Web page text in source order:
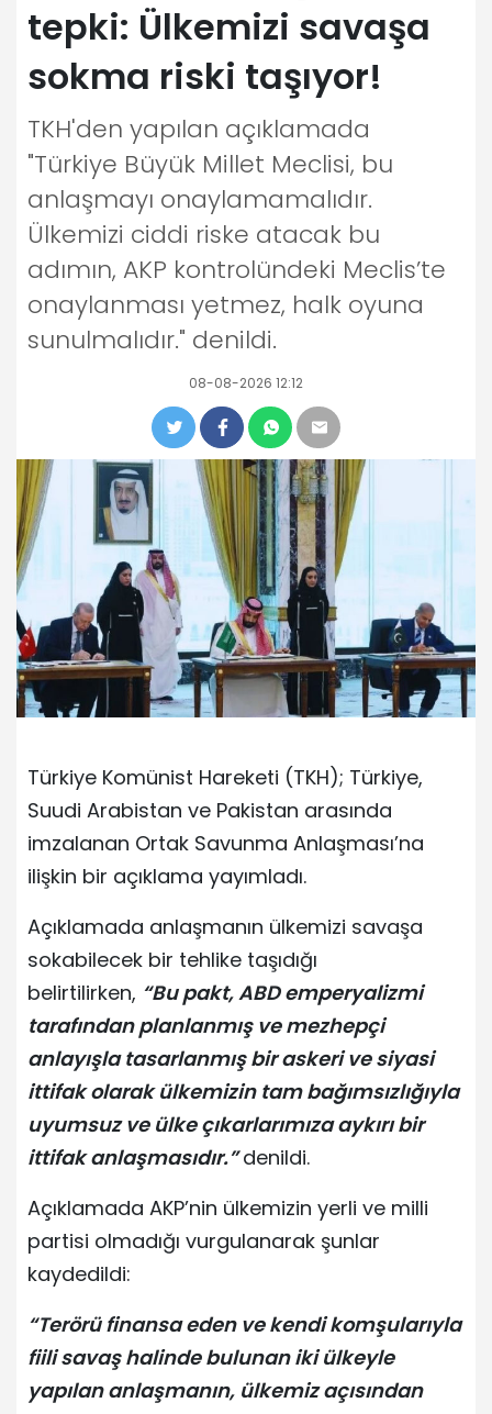
tepki: Ülkemizi savaşa
sokma riski taşıyor!
TKH'den yapılan açıklamada
"Türkiye Büyük Millet Meclisi, bu
anlaşmayı onaylamamalıdır.
Ülkemizi ciddi riske atacak bu
adımın, AKP kontrolündeki Meclis’te
onaylanması yetmez, halk oyuna
sunulmalıdır." denildi.
08-08-2026 12:12
Türkiye Komünist Hareketi (TKH); Türkiye,
Suudi Arabistan ve Pakistan arasında
imzalanan Ortak Savunma Anlaşması’na
ilişkin bir açıklama yayımladı.
Açıklamada anlaşmanın ülkemizi savaşa
sokabilecek bir tehlike taşıdığı
belirtilirken, “Bu pakt, ABD emperyalizmi
tarafından planlanmış ve mezhepçi
anlayışla tasarlanmış bir askeri ve siyasi
ittifak olarak ülkemizin tam bağımsızlığıyla
uyumsuz ve ülke çıkarlarımıza aykırı bir
ittifak anlaşmasıdır.” denildi.
Açıklamada AKP’nin ülkemizin yerli ve milli
partisi olmadığı vurgulanarak şunlar
kaydedildi:
“Terörü finansa eden ve kendi komşularıyla
fiili savaş halinde bulunan iki ülkeyle
yapılan anlaşmanın, ülkemiz açısından